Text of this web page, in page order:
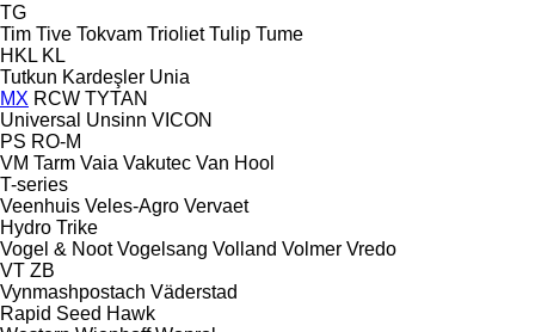
TG
Tim Tive Tokvam Trioliet Tulip Tume
HKL KL
Tutkun Kardeşler Unia
MX RCW TYTAN
Universal Unsinn VICON
PS RO-M
VM Tarm Vaia Vakutec Van Hool
T-series
Veenhuis Veles-Agro Vervaet
Hydro Trike
Vogel & Noot Vogelsang Volland Volmer Vredo
VT ZB
Vynmashpostach Väderstad
Rapid Seed Hawk